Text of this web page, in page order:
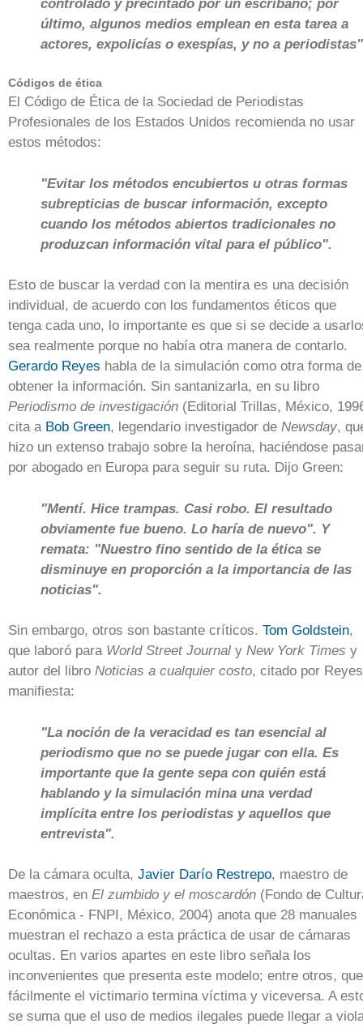
controlado y precintado por un escribano; por
último, algunos medios emplean en esta tarea a
actores, expolicías o exespías, y no a
Códigos de ética
El Código de Ética de la Sociedad de Periodistas
Profesionales de los Estados Unidos recomienda no usar
estos métodos:
"Evitar los métodos encubiertos u otras formas
subrepticias de buscar información, excepto
cuando los métodos abiertos tradicionales no
produzcan información vital para el público".
Esto de buscar la verdad con la mentira es una decisión
individual, de acuerdo con los fundamentos éticos que
tenga cada uno, lo importante es que si se decide a
sea realmente porque no había otra manera de contarlo.
Gerardo Reyes habla de la simulación como otra forma de
obtener la información. Sin santanizarla, en su libro
Periodismo de investigación (Editorial Trillas, México,
cita a Bob Green, legendario investigador de Newsday,
hizo un extenso trabajo sobre la heroína, haciéndose
por abogado en Europa para seguir su ruta. Dijo Green:
"Mentí. Hice trampas. Casi robo. El resultado
obviamente fue bueno. Lo haría de nuevo". Y
remata: "Nuestro fino sentido de la ética se
disminuye en proporción a la importancia de las
noticias".
Sin embargo, otros son bastante críticos. Tom Goldstein,
que laboró para World Street Journal y New York Times y
autor del libro Noticias a cualquier costo, citado por
manifiesta:
"La noción de la veracidad es tan esencial al
periodismo que no se puede jugar con ella. Es
importante que la gente sepa con quién está
hablando y la simulación mina una verdad
implícita entre los periodistas y aquellos que
entrevista".
De la cámara oculta, Javier Darío Restrepo, maestro de
maestros, en El zumbido y el moscardón (Fondo de
Económica - FNPI, México, 2004) anota que 28 manuales
muestran el rechazo a esta práctica de usar de cámaras
ocultas. En varios apartes en este libro señala los
inconvenientes que presenta este modelo; entre otros, que
fácilmente el victimario termina víctima y viceversa. A
se suma que el uso de medios ilegales puede llegar a